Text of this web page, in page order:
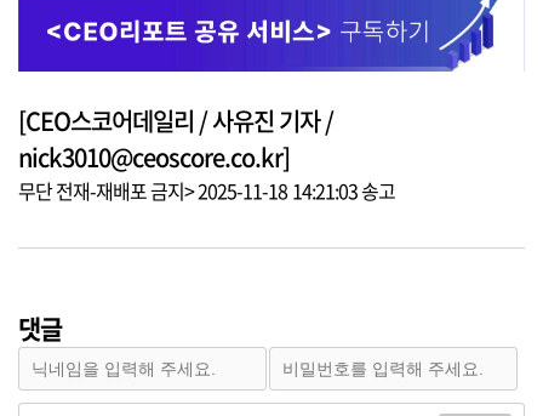
[CEO스코어데일리 / 사유진 기자 /
nick3010@ceoscore.co.kr]
무단 전재-재배포 금지> 2025-11-18 14:21:03 송고
댓글